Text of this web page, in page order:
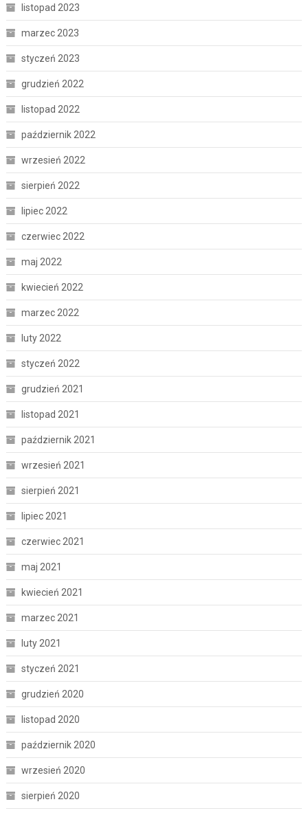
listopad 2023
marzec 2023
styczeń 2023
grudzień 2022
listopad 2022
październik 2022
wrzesień 2022
sierpień 2022
lipiec 2022
czerwiec 2022
maj 2022
kwiecień 2022
marzec 2022
luty 2022
styczeń 2022
grudzień 2021
listopad 2021
październik 2021
wrzesień 2021
sierpień 2021
lipiec 2021
czerwiec 2021
maj 2021
kwiecień 2021
marzec 2021
luty 2021
styczeń 2021
grudzień 2020
listopad 2020
październik 2020
wrzesień 2020
sierpień 2020